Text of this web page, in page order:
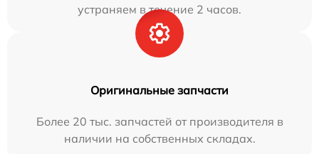
устраняем в течение 2 часов.
Оригинальные запчасти
Более 20 тыс. запчастей от производителя в
наличии на собственных складах.